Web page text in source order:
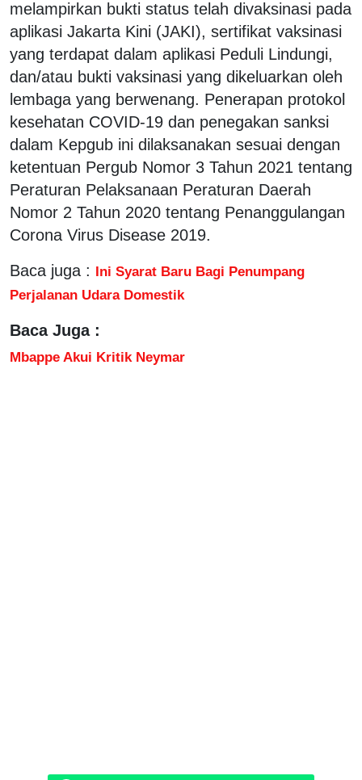
melampirkan bukti status telah divaksinasi pada
aplikasi Jakarta Kini (JAKI), sertifikat vaksinasi
yang terdapat dalam aplikasi Peduli Lindungi,
dan/atau bukti vaksinasi yang dikeluarkan oleh
lembaga yang berwenang. Penerapan protokol
kesehatan COVID-19 dan penegakan sanksi
dalam Kepgub ini dilaksanakan sesuai dengan
ketentuan Pergub Nomor 3 Tahun 2021 tentang
Peraturan Pelaksanaan Peraturan Daerah
Nomor 2 Tahun 2020 tentang Penanggulangan
Corona Virus Disease 2019.
Baca juga : Ini Syarat Baru Bagi Penumpang
Perjalanan Udara Domestik
Baca Juga :
Mbappe Akui Kritik Neymar